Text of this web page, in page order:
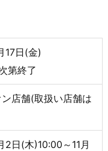
17日(金)
第終了
店舗(取扱い店舗は
2日(木)10:00～11月